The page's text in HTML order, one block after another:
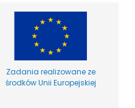
Zadania realizowane ze
środków Unii Europejskiej